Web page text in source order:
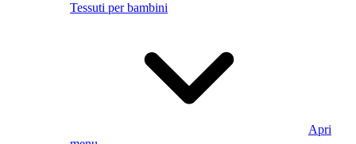
Tessuti per bambini
Apri